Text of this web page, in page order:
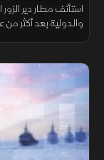
استأنف مطار دير
والدولية بعد أكثر